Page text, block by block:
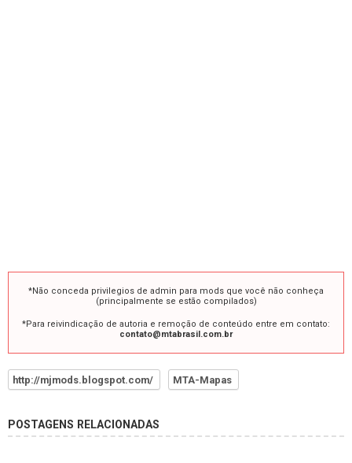
*Não conceda privilegios de admin para mods que você não conheça
(principalmente se estão compilados)
*Para reivindicação de autoria e remoção de conteúdo entre em contato:
contato@mtabrasil.com.br
http://mjmods.blogspot.com/ MTA-Mapas
POSTAGENS RELACIONADAS